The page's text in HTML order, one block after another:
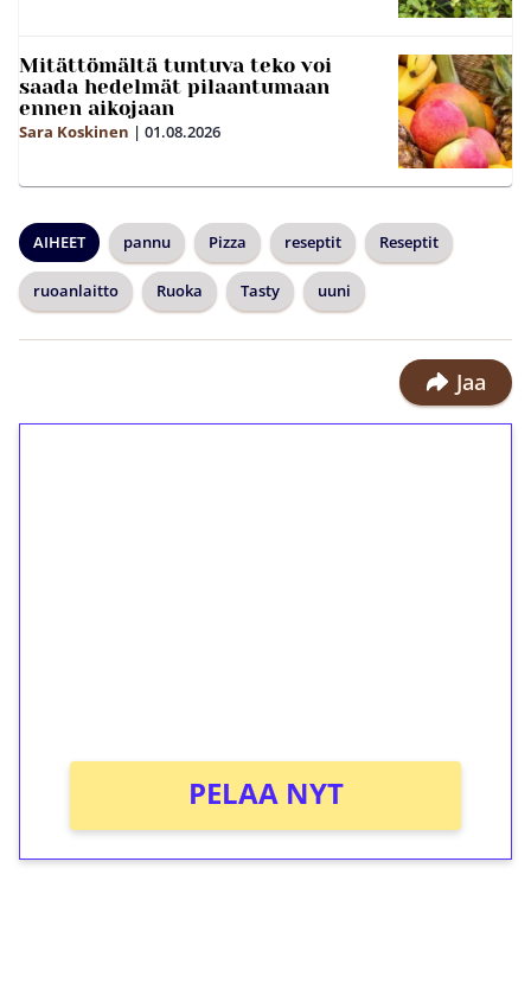
Mitättömältä tuntuva teko voi
saada hedelmät pilaantumaan
ennen aikojaan
Sara Koskinen | 01.08.2026
AIHEET pannu Pizza reseptit Reseptit
ruoanlaitto Ruoka Tasty uuni
Jaa
PELAA NYT